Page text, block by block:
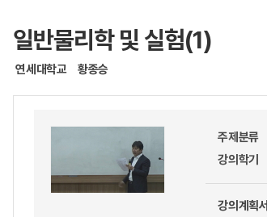
일반물리학 및 실험(1)
연세대학교 황종승
주제분류
강의학기
강의계획서